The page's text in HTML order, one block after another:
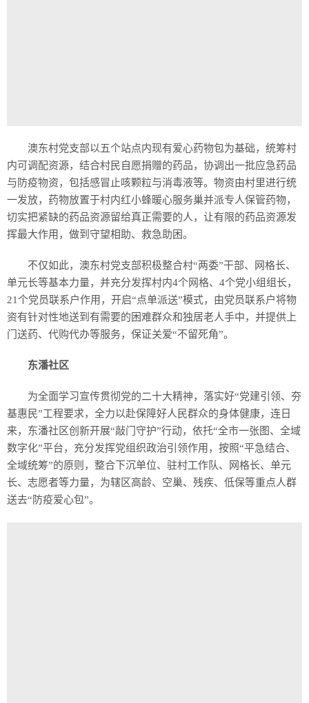
澳东村党支部以五个站点内现有爱心药物包为基础，统筹村
内可调配资源，结合村民自愿捐赠的药品，协调出一批应急药品
与防疫物资，包括感冒止咳颗粒与消毒液等。物资由村里进行统
一发放，药物放置于村内红小蜂暖心服务巢并派专人保管药物，
切实把紧缺的药品资源留给真正需要的人，让有限的药品资源发
挥最大作用，做到守望相助、救急助困。
不仅如此，澳东村党支部积极整合村“两委”干部、网格长、
单元长等基本力量，并充分发挥村内4个网格、4个党小组组长，
21个党员联系户作用，开启“点单派送”模式，由党员联系户将物
资有针对性地送到有需要的困难群众和独居老人手中，并提供上
门送药、代购代办等服务，保证关爱“不留死角”。
东潘社区
为全面学习宣传贯彻党的二十大精神，落实好“党建引领、夯
基惠民”工程要求，全力以赴保障好人民群众的身体健康，连日
来，东潘社区创新开展“敲门守护”行动，依托“全市一张图、全域
数字化”平台，充分发挥党组织政治引领作用，按照“平急结合、
全域统筹”的原则，整合下沉单位、驻村工作队、网格长、单元
长、志愿者等力量，为辖区高龄、空巢、残疾、低保等重点人群
送去“防疫爱心包”。